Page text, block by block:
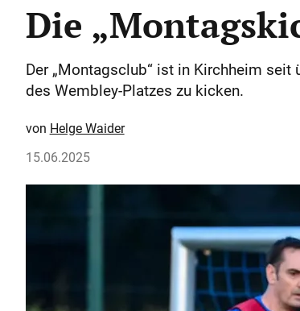
Die
Der „Montagsclub“ ist in Kirchheim
des Wembley-Platzes zu kicken.
Helge Waider
15.06.2025